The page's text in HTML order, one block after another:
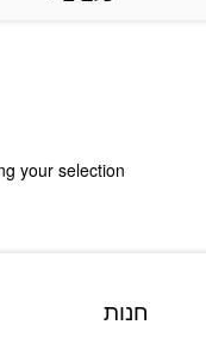
your selection.
חנות